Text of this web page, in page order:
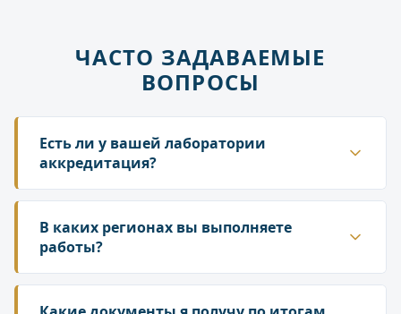
ЧАСТО ЗАДАВАЕМЫЕ
ВОПРОСЫ
Есть ли у вашей лаборатории
аккредитация?
Да. ГК «Лаборатория» аккредитована в
национальной системе Росаккредитации. Наши
протоколы и заключения принимаются
Росприроднадзором, государственной
В каких регионах вы выполняете
работы?
Работаем по всей территории России. У нас
собственная сеть лабораторий и партнёрских